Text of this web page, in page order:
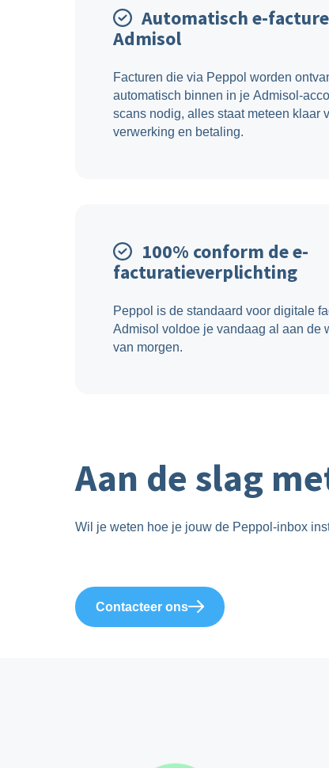
Automatisch e-
Admisol
Facturen die via Peppol worden
automatisch binnen in je Admisol-
scans nodig, alles staat meteen klaar
verwerking en betaling.
100% conform de e-
facturatieverplichting
Peppol is de standaard voor digitale
Admisol voldoe je vandaag al aan de
van morgen.
Aan de slag
Wil je weten hoe je jouw de Peppol-inbox
Contacteer ons